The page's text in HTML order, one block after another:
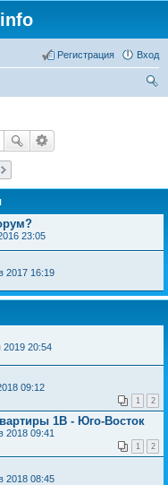
Вход
Регистрация
23:05
2017 16:19
2019 20:54
09:12
1 2
1В - Юго-Восток
2018 09:41
1 2
2018 08:45